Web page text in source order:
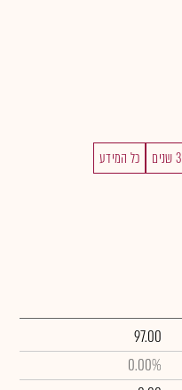
3 שנים כל המידע
97.00
0.00%